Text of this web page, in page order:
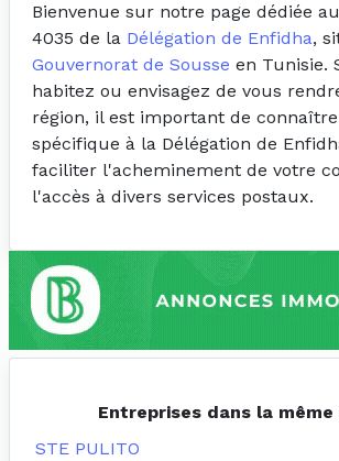
Bienvenue sur notre page dédiée
4035 de la Délégation de Enfidha,
Gouvernorat de Sousse en Tunisie.
habitez ou envisagez de vous
région, il est important de
spécifique à la Délégation de
faciliter l'acheminement de votre
l'accès à divers services postaux.
Entreprises dans la même
STE PULITO